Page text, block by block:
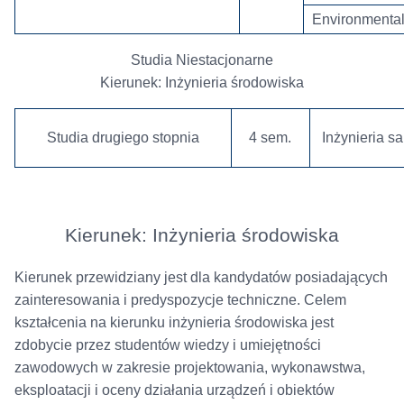
Studia Niestacjonarne
Kierunek: Inżynieria środowiska
Studia drugiego stopnia 4 sem. Inżynieria
Kierunek: Inżynieria środowiska
Kierunek przewidziany jest dla kandydatów posiadających
zainteresowania i predyspozycje techniczne. Celem
kształcenia na kierunku inżynieria środowiska jest
zdobycie przez studentów wiedzy i umiejętności
zawodowych w zakresie projektowania, wykonawstwa,
eksploatacji i oceny działania urządzeń i obiektów